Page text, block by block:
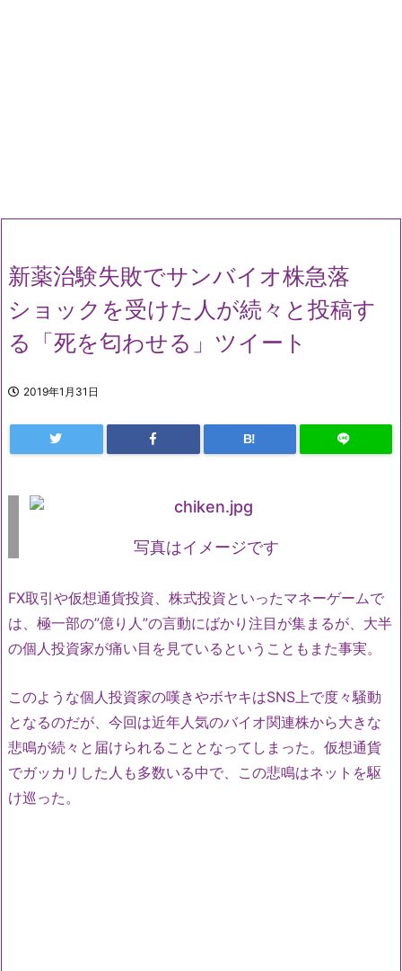
新薬治験失敗でサンバイオ株急落
ショックを受けた人が続々と投稿す
る「死を匂わせる」ツイート
2019年1月31日
B!
写真はイメージです
FX取引や仮想通貨投資、株式投資といったマネーゲームで
は、極一部の”億り人”の言動にばかり注目が集まるが、大半
の個人投資家が痛い目を見ているということもまた事実。
このような個人投資家の嘆きやボヤキはSNS上で度々騒動
となるのだが、今回は近年人気のバイオ関連株から大きな
悲鳴が続々と届けられることとなってしまった。仮想通貨
でガッカリした人も多数いる中で、この悲鳴はネットを駆
け巡った。